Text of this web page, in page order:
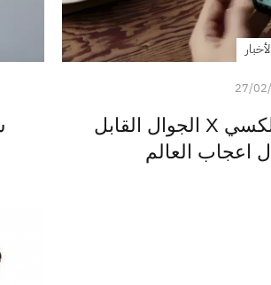
27/
سامسونج تؤكد أن جالكسي X الجوال القابل
اعجاب العالم